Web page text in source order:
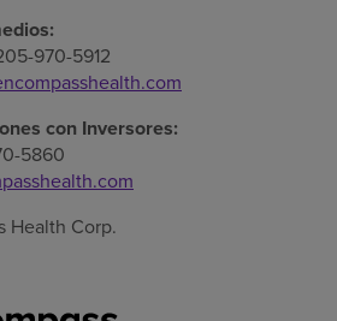
970-5912
con Inversores:
5860
Health Corp.